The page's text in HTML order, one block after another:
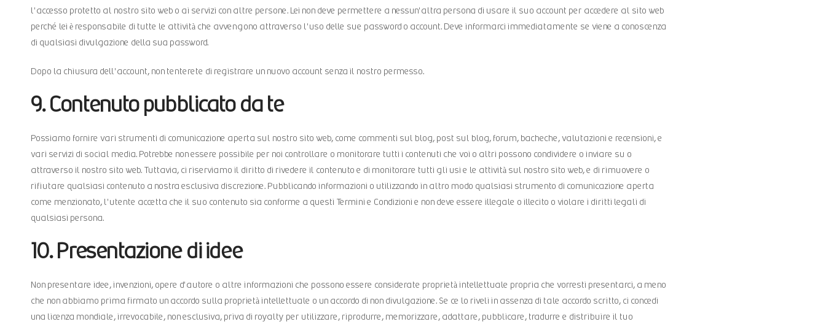
l'accesso protetto al nostro sito web o ai servizi con altre persone. Lei non deve permettere a nessun'altra persona di usare il suo account per accedere al sito web
perché lei è responsabile di tutte le attività che avvengono attraverso l'uso delle sue password o account. Deve informarci immediatamente se viene a conoscenza
di qualsiasi divulgazione della sua password.
Dopo la chiusura dell'account, non tenterete di registrare un nuovo account senza il nostro permesso.
9. Contenuto pubblicato da te
Possiamo fornire vari strumenti di comunicazione aperta sul nostro sito web, come commenti sul blog, post sul blog, forum, bacheche, valutazioni e recensioni, e
vari servizi di social media. Potrebbe non essere possibile per noi controllare o monitorare tutti i contenuti che voi o altri possono condividere o inviare su o
attraverso il nostro sito web. Tuttavia, ci riserviamo il diritto di rivedere il contenuto e di monitorare tutti gli usi e le attività sul nostro sito web, e di rimuovere o
rifiutare qualsiasi contenuto a nostra esclusiva discrezione. Pubblicando informazioni o utilizzando in altro modo qualsiasi strumento di comunicazione aperta
come menzionato, l'utente accetta che il suo contenuto sia conforme a questi Termini e Condizioni e non deve essere illegale o illecito o violare i diritti legali di
qualsiasi persona.
10. Presentazione di idee
Non presentare idee, invenzioni, opere d'autore o altre informazioni che possono essere considerate proprietà intellettuale propria che vorresti presentarci, a meno
che non abbiamo prima firmato un accordo sulla proprietà intellettuale o un accordo di non divulgazione. Se ce lo riveli in assenza di tale accordo scritto, ci concedi
una licenza mondiale, irrevocabile, non esclusiva, priva di royalty per utilizzare, riprodurre, memorizzare, adattare, pubblicare, tradurre e distribuire il tuo